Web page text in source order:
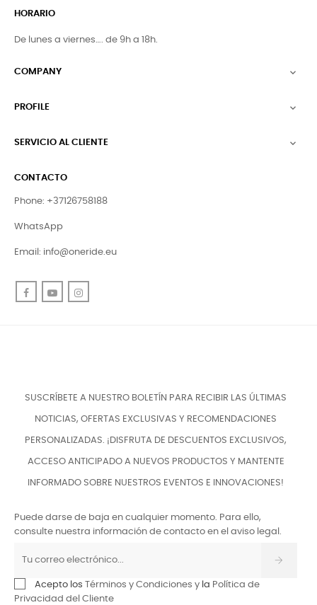
HORARIO
De lunes a viernes…. de 9h a 18h.
COMPANY 
PROFILE 
SERVICIO AL CLIENTE 
CONTACTO
Phone: +37126758188
WhatsApp
Email: info@oneride.eu
FacebookYouTube
SUSCRÍBETE A NUESTRO BOLETÍN PARA RECIBIR LAS ÚLTIMAS
NOTICIAS, OFERTAS EXCLUSIVAS Y RECOMENDACIONES
PERSONALIZADAS. ¡DISFRUTA DE DESCUENTOS EXCLUSIVOS,
ACCESO ANTICIPADO A NUEVOS PRODUCTOS Y MANTENTE
INFORMADO SOBRE NUESTROS EVENTOS E INNOVACIONES!
Puede darse de baja en cualquier momento. Para ello,
consulte nuestra información de contacto en el aviso legal.
Acepto los Términos y Condiciones y la Política de
Privacidad del Cliente